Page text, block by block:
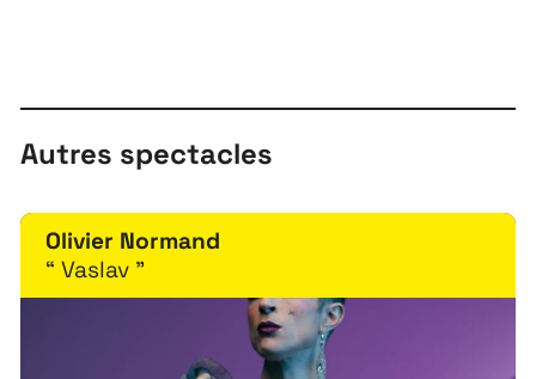
Autres spectacles
Olivier Normand
“ Vaslav ”